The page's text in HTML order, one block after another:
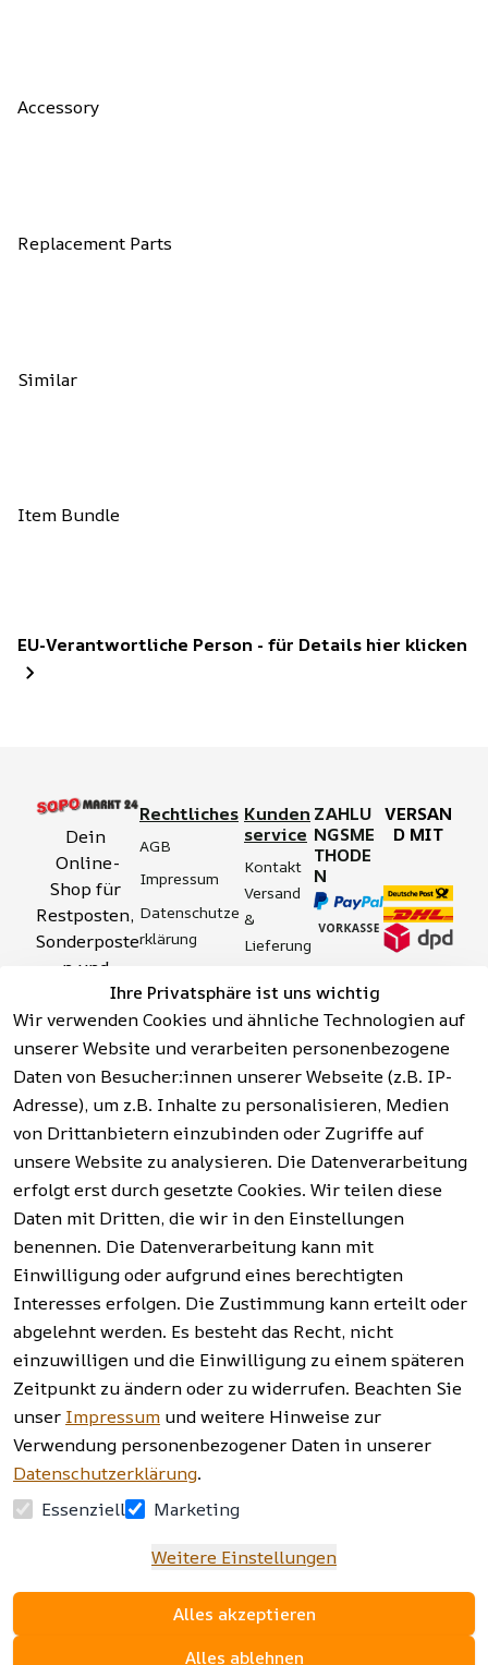
Accessory
Replacement Parts
Similar
Item Bundle
EU-Verantwortliche Person - für Details hier klicken
Ihre Privatsphäre ist uns wichtig
Wir verwenden Cookies und ähnliche Technologien auf
unserer Website und verarbeiten personenbezogene
Daten von Besucher:innen unserer Webseite (z.B. IP-
Adresse), um z.B. Inhalte zu personalisieren, Medien
von Drittanbietern einzubinden oder Zugriffe auf
unsere Website zu analysieren. Die Datenverarbeitung
erfolgt erst durch gesetzte Cookies. Wir teilen diese
Daten mit Dritten, die wir in den Einstellungen
benennen. Die Datenverarbeitung kann mit
Einwilligung oder aufgrund eines berechtigten
Interesses erfolgen. Die Zustimmung kann erteilt oder
abgelehnt werden. Es besteht das Recht, nicht
einzuwilligen und die Einwilligung zu einem späteren
Zeitpunkt zu ändern oder zu widerrufen. Beachten Sie
unser Impressum und weitere Hinweise zur
Verwendung personenbezogener Daten in unserer
Datenschutzerklärung.
Essenziell
Marketing
Weitere Einstellungen
Alles akzeptieren
Alles ablehnen
Dein
Online-
Shop für
Restposten,
Sonderposte
n und
Aktionsartik
el rund um
Werkzeuge,
Garten,
Haushalt
und mehr.
Vertrag
widerrufen
Rechtliches
AGB
Impressum
Datenschutze
rklärung
tserklärung
Widerrufsrech
t
Hinweise zur
Batterieentso
rgung
Kunden
service
Kontakt
Versand
&
Lieferung
&
Sicherhei
t
Häufige
Fragen
(FAQ)
ZAHLU
NGSME
THODE
N
VERSAN
D MIT
Facebook |
Instagram |
Newsletter
AGB | Impressum |
Datenschutzerklärung |
Barrierefreiheitserklärung |
Widerrufsrecht